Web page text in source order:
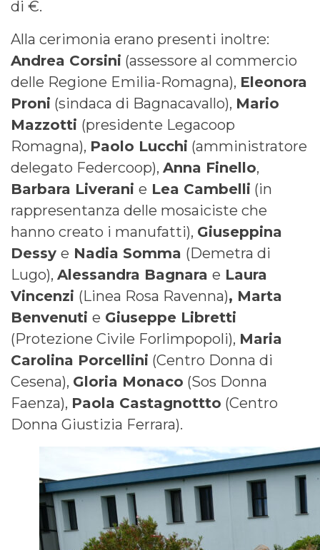
di €.
Alla cerimonia erano presenti inoltre:
Andrea Corsini (assessore al commercio
delle Regione Emilia-Romagna), Eleonora
Proni (sindaca di Bagnacavallo), Mario
Mazzotti (presidente Legacoop
Romagna), Paolo Lucchi (amministratore
delegato Federcoop), Anna Finello,
Barbara Liverani e Lea Cambelli (in
rappresentanza delle mosaiciste che
hanno creato i manufatti), Giuseppina
Dessy e Nadia Somma (Demetra di
Lugo), Alessandra Bagnara e Laura
Vincenzi (Linea Rosa Ravenna), Marta
Benvenuti e Giuseppe Libretti
(Protezione Civile Forlimpopoli), Maria
Carolina Porcellini (Centro Donna di
Cesena), Gloria Monaco (Sos Donna
Faenza), Paola Castagnottto (Centro
Donna Giustizia Ferrara).